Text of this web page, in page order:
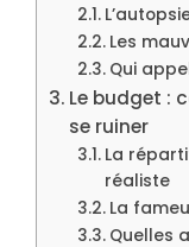
Les
Qui
Le budget :
se ruiner
La
réaliste
La
Quelles